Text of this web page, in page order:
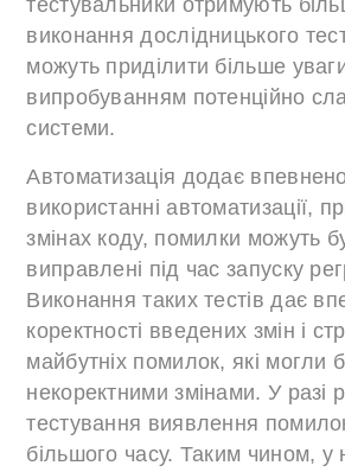
тестувальники отримують
виконання дослідницького
можуть приділити більше
випробуванням потенційно
системи.
Автоматизація додає
використанні автоматизації,
змінах коду, помилки можуть
виправлені під час запуску
Виконання таких тестів дає
коректності введених змін і
майбутніх помилок, які могли
некоректними змінами. У разі
тестування виявлення
більшого часу. Таким чином, у